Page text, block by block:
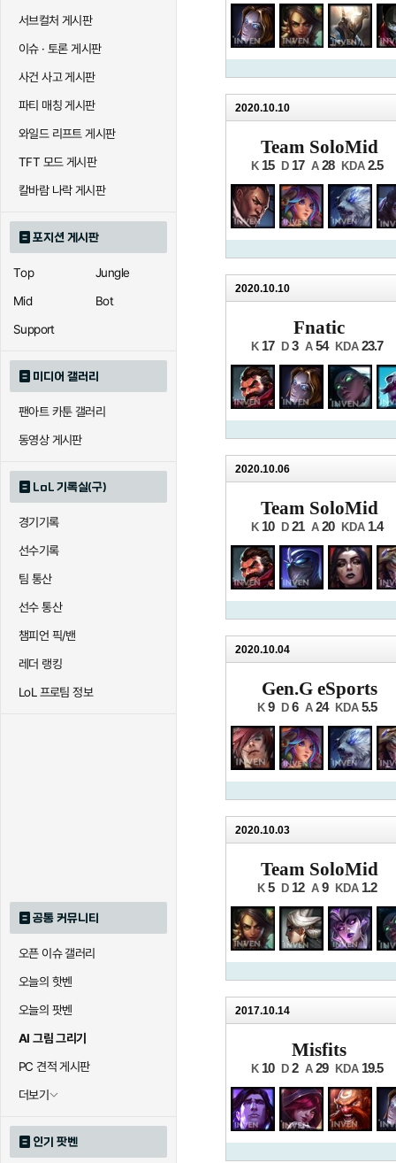
서브컬처 게시판
이슈 · 토론 게시판
사건 사고 게시판
파티 매칭 게시판
와일드 리프트 게시판
TFT 모드 게시판
칼바람 나락 게시판
포지션 게시판
Top
Jungle
Mid
Bot
Support
미디어 갤러리
팬아트 카툰 갤러리
동영상 게시판
LoL 기록실(구)
경기기록
선수기록
팀 통산
선수 통산
챔피언 픽/밴
레더 랭킹
LoL 프로팀 정보
공통 커뮤니티
오픈 이슈 갤러리
오늘의 핫벤
오늘의 팟벤
AI 그림 그리기
PC 견적 게시판
더보기
인기 팟벤
2020.10.10
Team SoloMid
K 15 D 17 A 28 KDA 2.5
2020.10.10
Fnatic
K 17 D 3 A 54 KDA 23.7
2020.10.06
Team SoloMid
K 10 D 21 A 20 KDA 1.4
2020.10.04
Gen.G eSports
K 9 D 6 A 24 KDA 5.5
2020.10.03
Team SoloMid
K 5 D 12 A 9 KDA 1.2
2017.10.14
Misfits
K 10 D 2 A 29 KDA 19.5